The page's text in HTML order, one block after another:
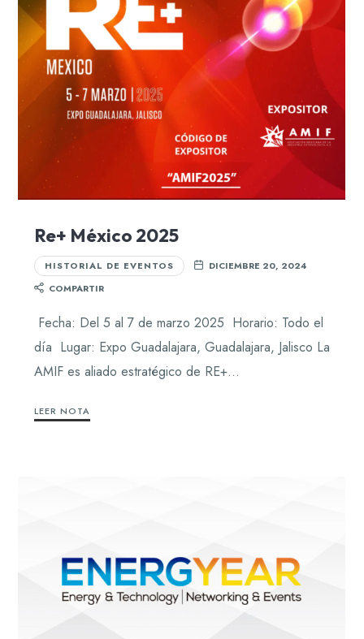
Re+ México 2025
HISTORIAL DE EVENTOS
DICIEMBRE 20, 2024
COMPARTIR
Fecha: Del 5 al 7 de marzo 2025 Horario: Todo el
día Lugar: Expo Guadalajara, Guadalajara, Jalisco La
AMIF es aliado estratégico de RE+…
LEER NOTA